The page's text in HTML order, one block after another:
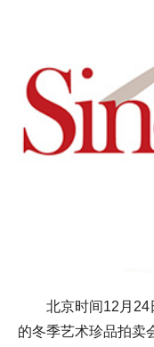
北京时间12月24
的冬季艺术珍品拍卖